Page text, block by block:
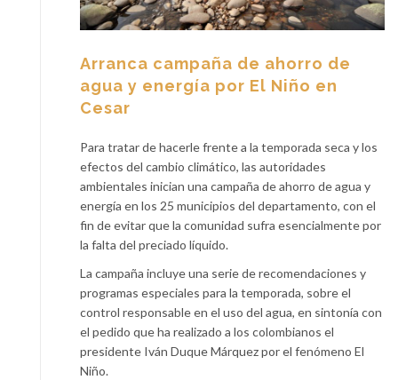
Arranca campaña de ahorro de
agua y energía por El Niño en
Cesar
Para tratar de hacerle frente a la temporada seca y los
efectos del cambio climático, las autoridades
ambientales inician una campaña de ahorro de agua y
energía en los 25 municipios del departamento, con el
fin de evitar que la comunidad sufra esencialmente por
la falta del preciado líquido.
La campaña incluye una serie de recomendaciones y
programas especiales para la temporada, sobre el
control responsable en el uso del agua, en sintonía con
el pedido que ha realizado a los colombianos el
presidente Iván Duque Márquez por el fenómeno El
Niño.